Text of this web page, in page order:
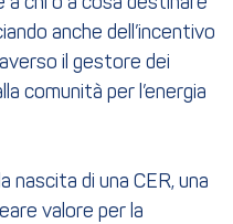
anche dell’incentivo
il gestore dei
comunità per l’energia
nascita di una CER, una
valore per la